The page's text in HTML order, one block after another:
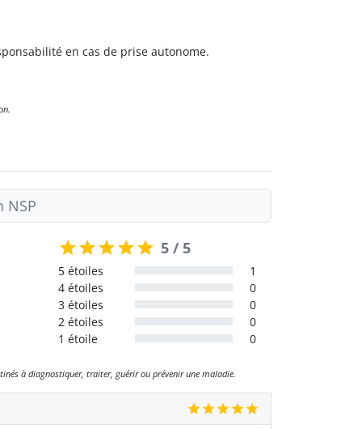
en cas de prise autonome.
NSP
5 / 5
5 étoiles
1
4 étoiles
0
3 étoiles
0
2 étoiles
0
1 étoile
0
à diagnostiquer, traiter, guérir ou prévenir une maladie.